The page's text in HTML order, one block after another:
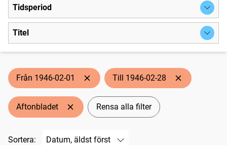
Tidsperiod
Titel
Från 1946-02-01 Till 1946-02-28
Aftonbladet Rensa alla filter
Sortera: